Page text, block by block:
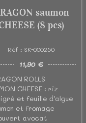
saumon
(8 pcs)
Réf : SK-000250
11,90 €
ROLLS
CHEESE : riz
et feuille d'algue
et fromage
avocat